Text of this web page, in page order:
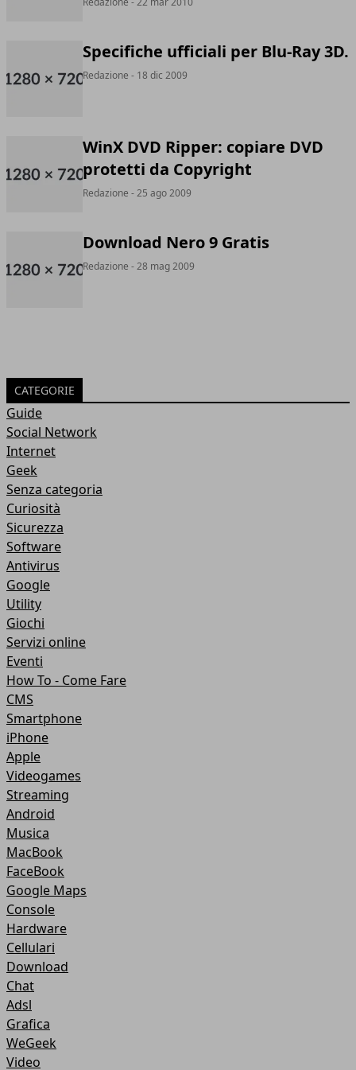
Specifiche ufficiali per Blu-Ray 3D.
Redazione - 18 dic 2009
WinX DVD Ripper: copiare DVD
protetti da Copyright
Redazione - 25 ago 2009
Download Nero 9 Gratis
Redazione - 28 mag 2009
CATEGORIE
Guide
Social Network
Internet
Geek
Senza categoria
Curiosità
Sicurezza
Software
Antivirus
Google
Utility
Giochi
Servizi online
Eventi
How To - Come Fare
CMS
Smartphone
iPhone
Apple
Videogames
Streaming
Android
Musica
MacBook
FaceBook
Google Maps
Console
Hardware
Cellulari
Download
Chat
Adsl
Grafica
WeGeek
Video